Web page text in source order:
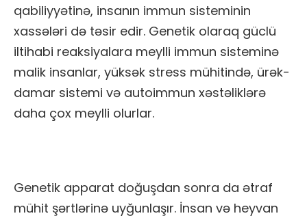
qabiliyyətinə, insanın immun sisteminin
xassələri də təsir edir. Genetik olaraq güclü
iltihabi reaksiyalara meylli immun sisteminə
malik insanlar, yüksək stress mühitində, ürək-
damar sistemi və autoimmun xəstəliklərə
daha çox meylli olurlar.
Genetik apparat doğuşdan sonra da ətraf
mühit şərtlərinə uyğunlaşır. İnsan və heyvan